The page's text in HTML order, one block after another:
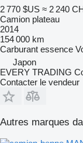
2 770 $US ≈ 2 240
Camion plateau
2014
154 000 km
Carburant essence
Japon
EVERY TRADING
Contacter le vendeur
Autres marques